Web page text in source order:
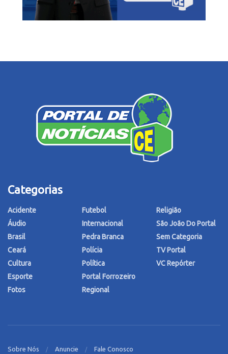
Categorias
Acidente
Áudio
Brasil
Ceará
Cultura
Esporte
Fotos
Futebol
Internacional
Pedra Branca
Polícia
Política
Portal Forrozeiro
Regional
Religião
São João Do Portal
Sem Categoria
TV Portal
VC Repórter
Sobre Nós Anuncie Fale Conosco